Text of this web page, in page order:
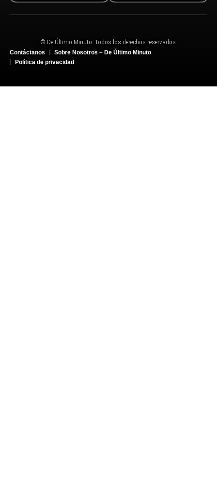
© De Último Minuto. Todos los derechos reservados.
Contáctanos
Sobre Nosotros – De Último Minuto
Política de privacidad